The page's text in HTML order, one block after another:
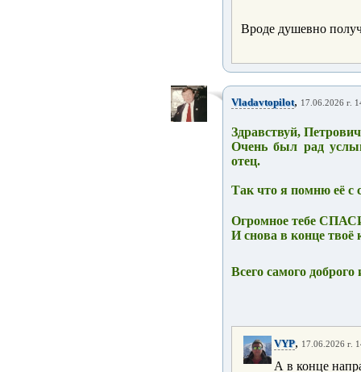
Вроде душевно
Vladavtopilot, 17.06.2026 г.
Здравствуй,
Очень был рад
отец.
Так что я помню её с
Огромное тебе
И снова в конце
Всего самого доброго
VYP, 17.06.2026 г.
А в конце